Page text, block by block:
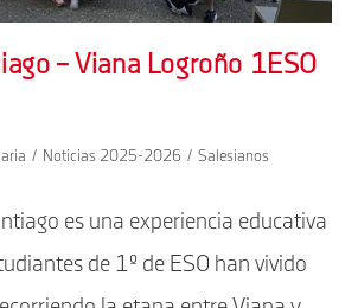
– Viana Logroño 1ESO
/ Noticias 2025-2026 / Salesianos
es una experiencia educativa
de 1º de ESO han vivido